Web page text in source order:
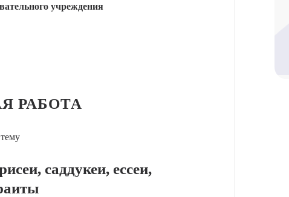
учреждения
РАБОТА
саддукеи, ессеи,